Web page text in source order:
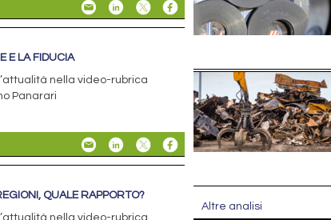
E LA FIDUCIA
nella video-rubrica
Panarari
QUALE RAPPORTO?
nella video-rubrica
Altre analisi